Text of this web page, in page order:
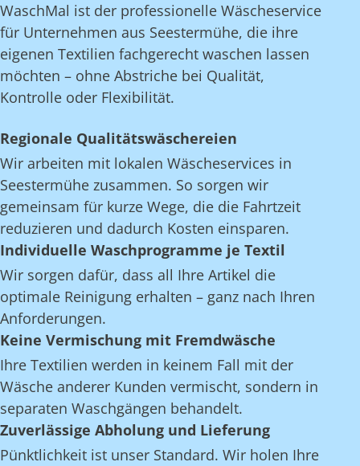
WaschMal ist der professionelle Wäscheservice
für Unternehmen aus Seestermühe, die ihre
eigenen Textilien fachgerecht waschen lassen
möchten – ohne Abstriche bei Qualität,
Kontrolle oder Flexibilität.
Regionale Qualitätswäschereien
Wir arbeiten mit lokalen Wäscheservices in
Seestermühe zusammen. So sorgen wir
gemeinsam für kurze Wege, die die Fahrtzeit
reduzieren und dadurch Kosten einsparen.
Individuelle Waschprogramme je Textil
Wir sorgen dafür, dass all Ihre Artikel die
optimale Reinigung erhalten – ganz nach Ihren
Anforderungen.
Keine Vermischung mit Fremdwäsche
Ihre Textilien werden in keinem Fall mit der
Wäsche anderer Kunden vermischt, sondern in
separaten Waschgängen behandelt.
Zuverlässige Abholung und Lieferung
Pünktlichkeit ist unser Standard. Wir holen Ihre